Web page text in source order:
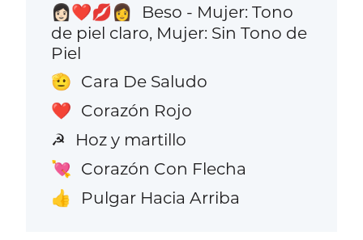
👩🏻‍❤️‍💋‍👩
Beso - Mujer: Tono
de piel claro, Mujer: Sin Tono de
Piel
🫡 Cara De Saludo
❤️ Corazón Rojo
☭ Hoz y martillo
💘 Corazón Con Flecha
👍 Pulgar Hacia Arriba